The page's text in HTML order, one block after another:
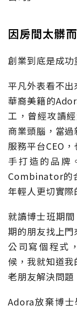
因房間太髒
創業到底是成
平凡外表看不出
華裔美籍的
工，曾經攻讀
商業頭腦，當
服務平台CEO
手打造的品牌
Combinator的
年輕人更切實際
就讀博士班期
期的朋友找上
公司寫個程式
候，我就知道
老朋友解決問題
Adora放棄博